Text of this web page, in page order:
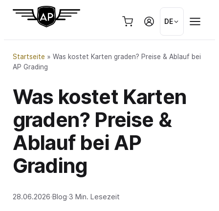
Zum
DE
Startseite » Was kostet Karten graden? Preise & Ablauf bei
AP Grading
Was kostet Karten
graden? Preise &
Ablauf bei AP
Grading
28.06.2026·Blog·3 Min. Lesezeit